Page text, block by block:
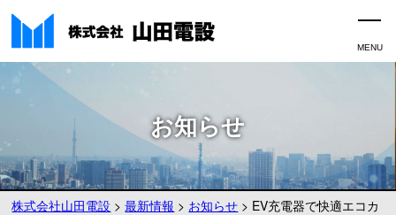
お知らせ
株式会社山田電設 >最新情報 > お知らせ > EV充電器で快適エコカ